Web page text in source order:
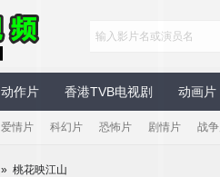
动作片 香港TVB电视剧 动画片
爱情片 科幻片 恐怖片 剧情片 战
» 桃花映江山